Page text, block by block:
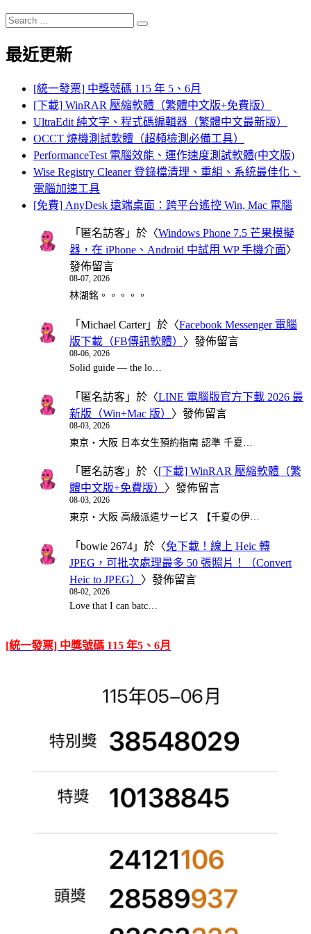
Search
for:
Search
最近更新
[統一發票] 中獎號碼 115 年 5、6月
[下載] WinRAR 壓縮軟體（繁體中文版+免費版）
UltraEdit 純文字、程式碼編輯器（繁體中文最新版）
OCCT 燒機測試軟體（超頻檢測必備工具）
PerformanceTest 電腦效能、運作速度測試軟體(中文版)
Wise Registry Cleaner 登錄檔清理、重組、系統最佳化、
電腦加速工具
[免費] AnyDesk 遠端桌面：跨平台遙控 Win, Mac 電腦
「 匿名訪客 」於〈Windows Phone 7.5 芒果模擬
器，在 iPhone、Android 中試用 WP 手機介面〉
發佈留言
08-07, 2026
林湖銘。。。。。
「 Michael Carter」於〈Facebook Messenger 電腦
版下載（FB傳訊軟體） 〉發佈留言
08-06, 2026
Solid guide — the lo…
「 匿名訪客 」於〈LINE 電腦版官方下載 2026 最
新版（Win+Mac 版） 〉發佈留言
08-03, 2026
東京・大阪 日本女生預約指南 認準 千夏…
「 匿名訪客 」於〈[下載] WinRAR 壓縮軟體（繁
體中文版+免費版） 〉發佈留言
08-03, 2026
東京・大阪 高級派遣サービス 【千夏の伊…
「 bowie 2674 」於〈免下載！線上 Heic 轉
JPEG，可批次處理最多 50 張照片！（Convert
Heic to JPEG） 〉發佈留言
08-02, 2026
Love that I can batc…
[統一發票] 中獎號碼 115 年5、6月